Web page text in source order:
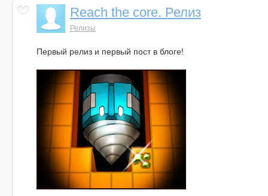
Reach the core. Релиз
Релизы
Первый релиз и первый пост в блоге!